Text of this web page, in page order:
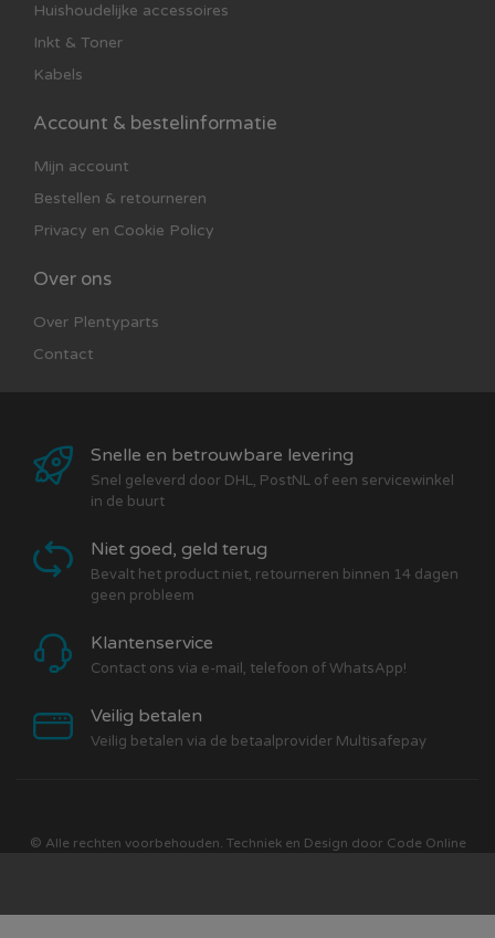
Huishoudelijke accessoires
Inkt & Toner
Kabels
Account & bestelinformatie
Mijn account
Bestellen & retourneren
Privacy en Cookie Policy
Over ons
Over Plentyparts
Contact
Snelle en betrouwbare levering
Snel geleverd door DHL, PostNL of een servicewinkel
in de buurt
Niet goed, geld terug
Bevalt het product niet, retourneren binnen 14 dagen
geen probleem
Klantenservice
Contact ons via e-mail, telefoon of WhatsApp!
Veilig betalen
Veilig betalen via de betaalprovider Multisafepay
© Alle rechten voorbehouden. Techniek en Design door Code Online